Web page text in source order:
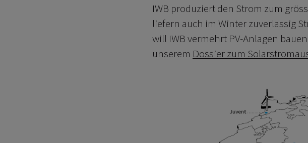
IWB produziert den Strom zum
liefern auch im Winter zuverlässig
will IWB vermehrt PV-Anlagen
unserem Dossier zum